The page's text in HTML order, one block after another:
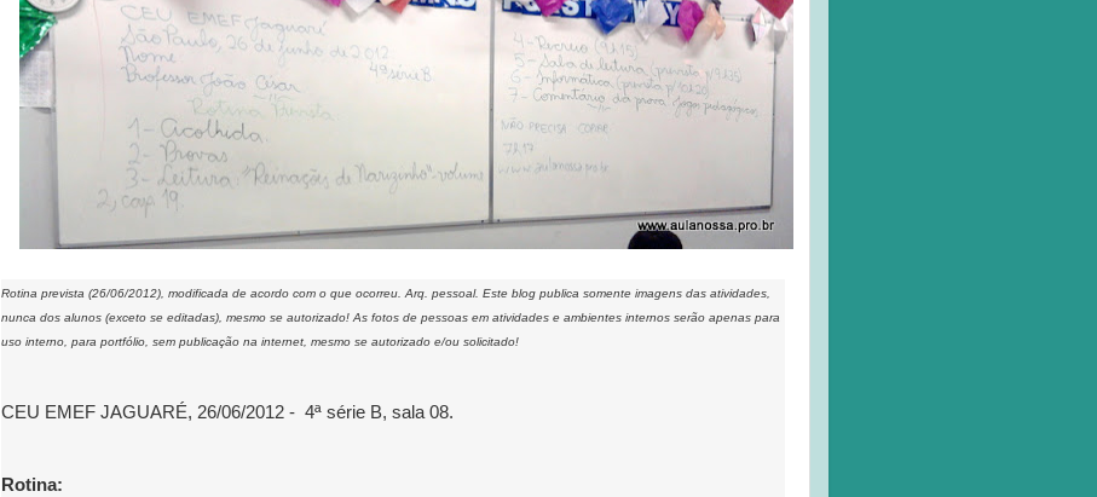
Rotina prevista (26/06/2012), modificada de acordo com o que ocorreu. Arq. pessoal. Este blog publica somente imagens das atividades,
nunca dos alunos (exceto se editadas), mesmo se autorizado! As fotos de pessoas em atividades e ambientes internos serão apenas para
uso interno, para portfólio, sem publicação na internet, mesmo se autorizado e/ou solicitado!
CEU EMEF JAGUARÉ, 26/06/2012 - 4ª série B, sala 08.
Rotina: